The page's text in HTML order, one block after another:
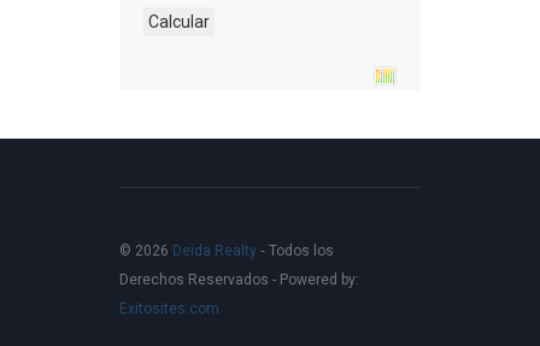
© 2026 Deida Realty ‐ Todos los
Derechos Reservados - Powered by:
Exitosites.com